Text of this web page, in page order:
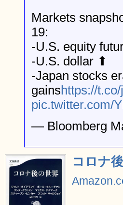
Markets
19:
-U.S. equity
-U.S. dollar ⬆
-Japan stocks
gainshttps://
pic.twitter.com/
— Bloomberg
コロナ